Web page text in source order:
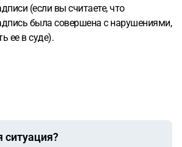
(если вы считаете, что
была совершена с нарушениями,
ее в суде).
ситуация?